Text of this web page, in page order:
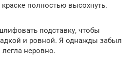
полностью высохнуть.
подставку, чтобы
и ровной. Я однажды забыл
легла неровно.